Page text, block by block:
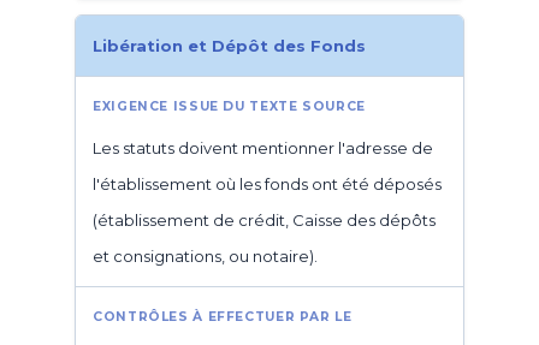
Libération et Dépôt des Fonds
Les statuts doivent mentionner l'adresse de
l'établissement où les fonds ont été déposés
(établissement de crédit, Caisse des dépôts
et consignations, ou notaire).